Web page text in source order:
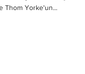
Thom Yorke'un...